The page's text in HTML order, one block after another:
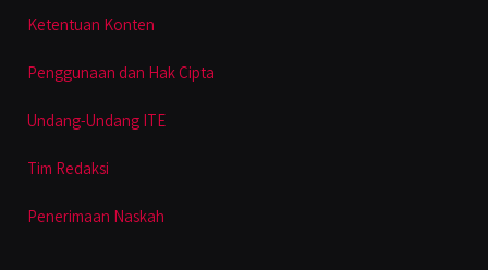
Ketentuan Konten
Penggunaan dan Hak Cipta
Undang-Undang ITE
Tim Redaksi
Penerimaan Naskah